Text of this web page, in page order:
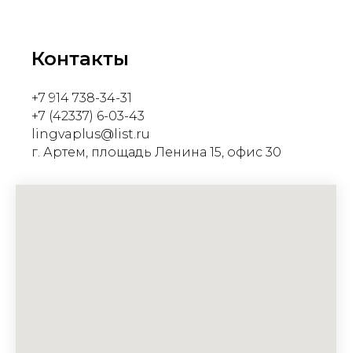
Контакты
+7 914 738-34-31
+7 (42337) 6-03-43
lingvaplus@list.ru
г. Артем, площадь Ленина 15, офис 30